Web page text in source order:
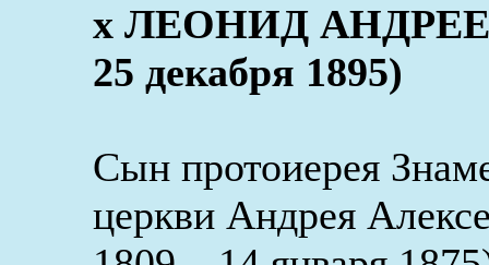
x ЛЕОНИД
25 декабря 1895)
Сын протоиерея
церкви Андрея